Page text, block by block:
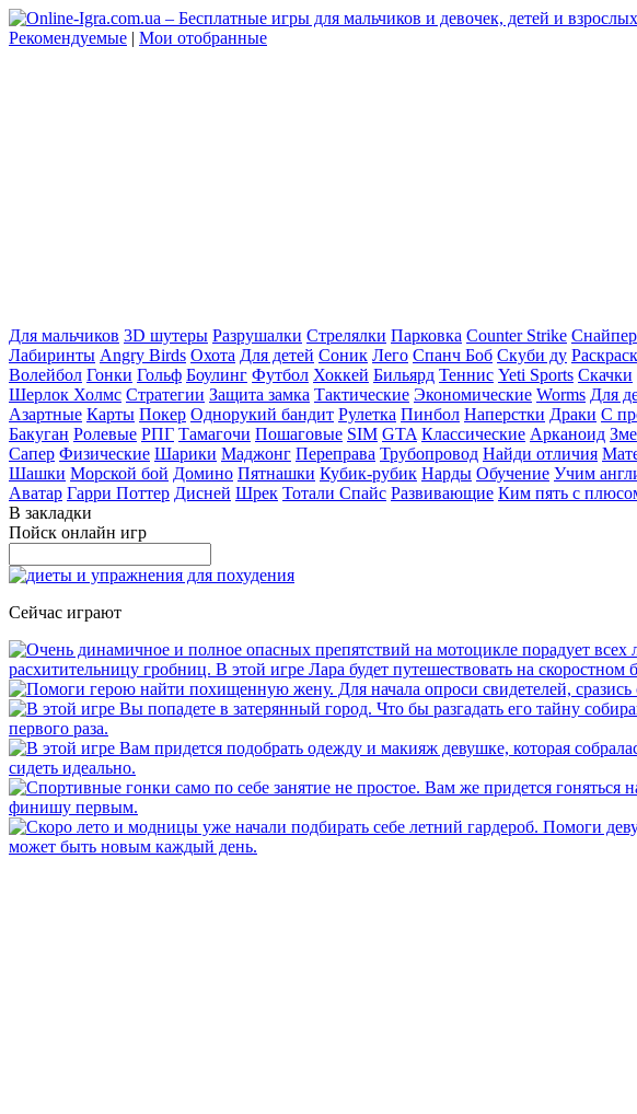
Рекомендуемые | Мои отобранные
Для мальчиков 3D шутеры Разрушалки Стрелялки Парковка Counter Strike Снайпер
Лабиринты Angry Birds Охота Для детей Соник Лего Спанч Боб Скуби ду
Волейбол Гонки Гольф Боулинг Футбол Хоккей Бильярд Теннис Yeti Sports Скачки
Шерлок Холмс Стратегии Защита замка Тактические Экономические Worms Для
Азартные Карты Покер Однорукий бандит Рулетка Пинбол Наперстки Драки С
Бакуган Ролевые РПГ Тамагочи Пошаговые SIM GTA Классические Арканоид
Сапер Физические Шарики Маджонг Переправа Трубопровод Найди отличия
Шашки Морской бой Домино Пятнашки Кубик-рубик Нарды Обучение Учим
Аватар Гарри Поттер Дисней Шрек Тотали Спайс Развивающие Ким пять с
В закладки
Пойск онлайн игр
Сейчас играют